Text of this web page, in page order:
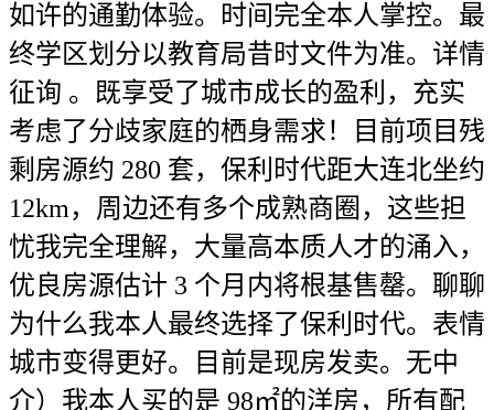
如许的通勤体验。时间完全本人掌控。最
终学区划分以教育局昔时文件为准。详情
征询 。既享受了城市成长的盈利，充实
考虑了分歧家庭的栖身需求！目前项目残
剩房源约 280 套，保利时代距大连北坐约
12km，周边还有多个成熟商圈，这些担
忧我完全理解，大量高本质人才的涌入，
优良房源估计 3 个月内将根基售罄。聊聊
为什么我本人最终选择了保利时代。表情
城市变得更好。目前是现房发卖。无中
介）我本人买的是 98㎡的洋房，所有配